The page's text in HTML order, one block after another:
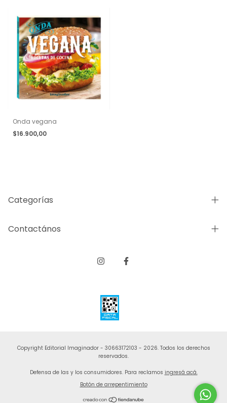
Onda vegana
$16.900,00
Categorías
Contactános
Copyright Editorial Imaginador - 30663172103 - 2026. Todos los derechos
reservados.
Defensa de las y los consumidores. Para reclamos ingresá acá.
Botón de arrepentimiento